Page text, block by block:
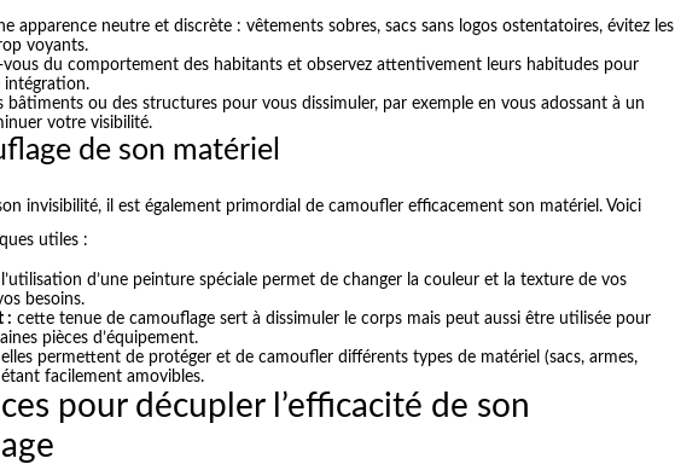
apparence neutre et discrète : vêtements sobres, sacs sans logos ostentatoires, évitez les
voyants.
vous du comportement des habitants et observez attentivement leurs habitudes pour
intégration.
bâtiments ou des structures pour vous dissimuler, par exemple en vous adossant à un
votre visibilité.
de son matériel
invisibilité, il est également primordial de camoufler efficacement son matériel. Voici
utiles :
l’utilisation d’une peinture spéciale permet de changer la couleur et la texture de vos
besoins.
: cette tenue de camouflage sert à dissimuler le corps mais peut aussi être utilisée pour
pièces d’équipement.
elles permettent de protéger et de camoufler différents types de matériel (sacs, armes,
facilement amovibles.
pour décupler l’efficacité de son